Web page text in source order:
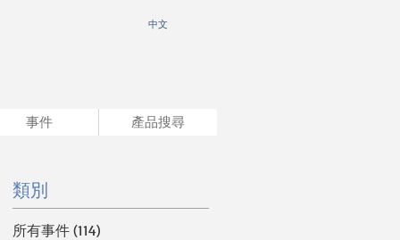
​中文
事件 產品搜尋
類別
所有事件 (114)